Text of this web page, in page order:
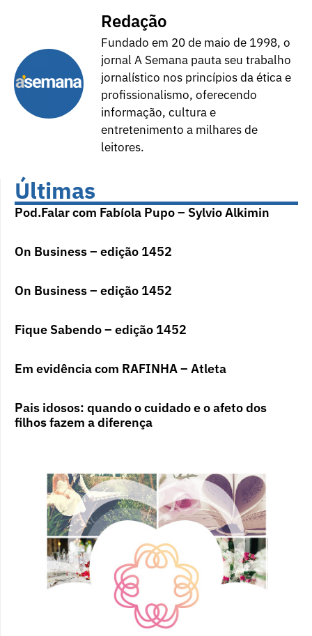
Redação
Fundado em 20 de maio de 1998, o
jornal A Semana pauta seu trabalho
jornalístico nos princípios da ética e
profissionalismo, oferecendo
informação, cultura e
entretenimento a milhares de
leitores.
Últimas
Pod.Falar com Fabíola Pupo – Sylvio Alkimin
On Business – edição 1452
On Business – edição 1452
Fique Sabendo – edição 1452
Em evidência com RAFINHA – Atleta
Pais idosos: quando o cuidado e o afeto dos
filhos fazem a diferença